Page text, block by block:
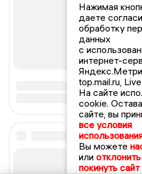
Нажимая
даете
обработку
данных
с
интернет-
top.mail.ru,
На сайте
cookie.
сайте, вы
все условия
Вы можете
или
покинуть сайт